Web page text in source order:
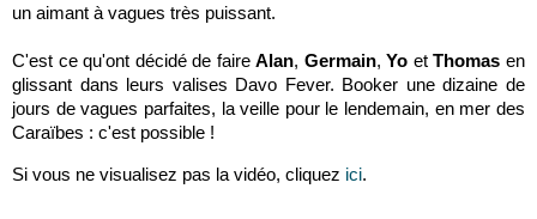
un aimant à vagues très puissant.
C'est ce qu'ont décidé de faireAlan, Germain,Yo etThomas en
glissant dans leurs valises Davo Fever. Booker une dizaine de
jours de vagues parfaites, la veille pour le lendemain, en mer des
Caraïbes : c'est possible !
Si vous ne visualisez pas la vidéo, cliquez ici.